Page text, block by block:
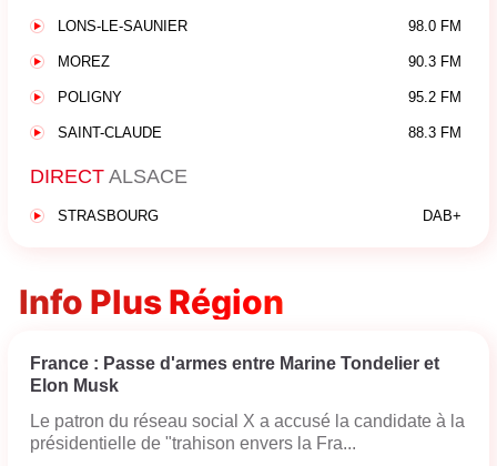
LONS-LE-SAUNIER 98.0 FM
MOREZ 90.3 FM
POLIGNY 95.2 FM
SAINT-CLAUDE 88.3 FM
DIRECT ALSACE
STRASBOURG DAB+
Info Plus Région
France : Passe d'armes entre Marine Tondelier et
Elon Musk
Le patron du réseau social X a accusé la candidate à la
présidentielle de "trahison envers la Fra...